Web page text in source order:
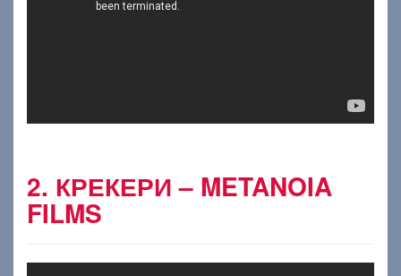
2. КРЕКЕРИ – METANOIA
FILMS